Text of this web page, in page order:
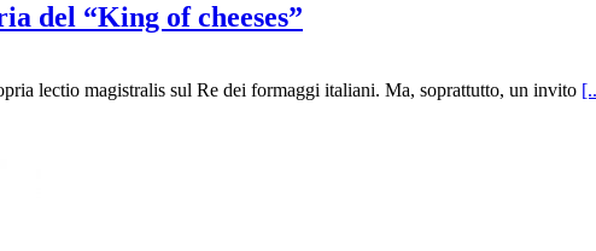
del “King of cheeses”
lectio magistralis sul Re dei formaggi italiani. Ma, soprattutto, un invito